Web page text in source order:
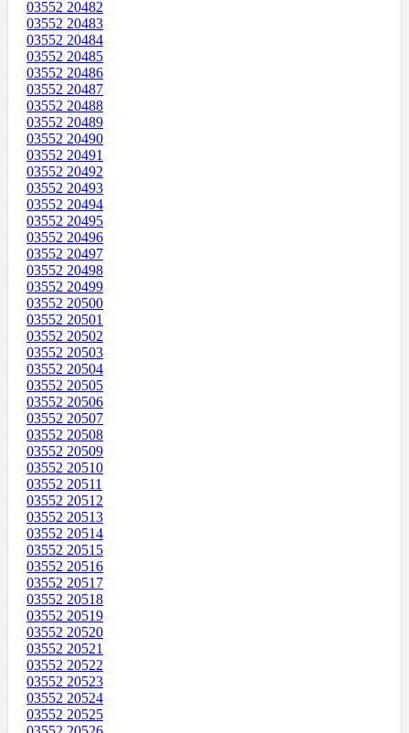
03552 20482
03552 20483
03552 20484
03552 20485
03552 20486
03552 20487
03552 20488
03552 20489
03552 20490
03552 20491
03552 20492
03552 20493
03552 20494
03552 20495
03552 20496
03552 20497
03552 20498
03552 20499
03552 20500
03552 20501
03552 20502
03552 20503
03552 20504
03552 20505
03552 20506
03552 20507
03552 20508
03552 20509
03552 20510
03552 20511
03552 20512
03552 20513
03552 20514
03552 20515
03552 20516
03552 20517
03552 20518
03552 20519
03552 20520
03552 20521
03552 20522
03552 20523
03552 20524
03552 20525